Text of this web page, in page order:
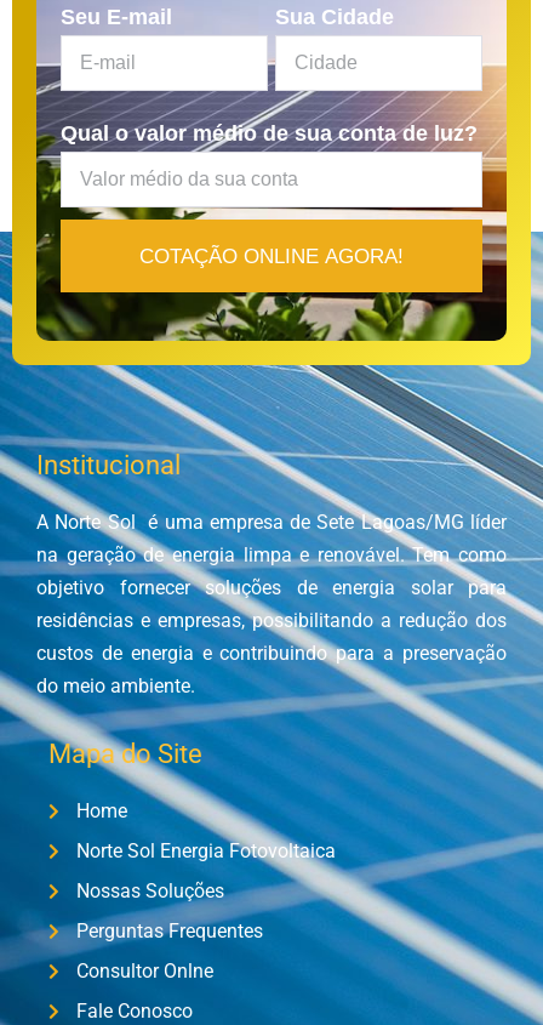
Seu E-mail Sua Cidade
Qual o valor médio de sua conta de luz?
Institucional
A Norte Sol é uma empresa de Sete Lagoas/MG líder
na geração de energia limpa e renovável. Tem como
objetivo fornecer soluções de energia solar para
residências e empresas, possibilitando a redução dos
custos de energia e contribuindo para a preservação
do meio ambiente.
Mapa do Site
Home
Norte Sol Energia Fotovoltaica
Nossas Soluções
Perguntas Frequentes
Consultor Onlne
Fale Conosco